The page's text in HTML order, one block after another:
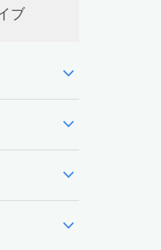
ブ
expand_more
expand_more
expand_more
expand_more